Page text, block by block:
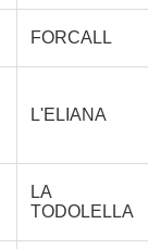
FORCALL
L'ELIANA
LA
TODOLELLA